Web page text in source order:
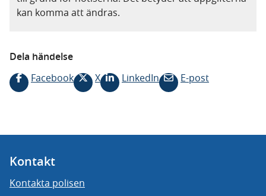
kan komma att ändras.
Dela händelse
Facebook
X LinkedIn E-post
Kontakt
Kontakta polisen